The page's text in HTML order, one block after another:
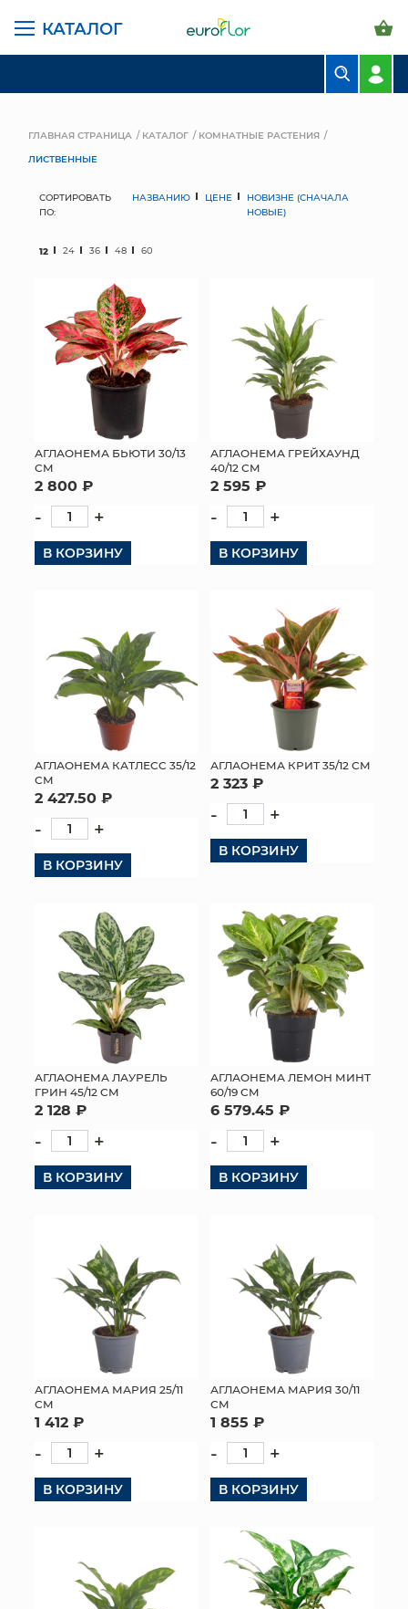
КАТАЛОГ
СВАДЕБНАЯ ФЛОРИСТИКА
ГРУНТЫ И УДОБРЕНИЯ
ПРЕДМЕТЫ ИНТЕРЬЕРА
КОРЗИНЫ
ЯЩИКИ
СУНДУКИ
ПАКЕТЫ И СУМКИ
ПОДАРОЧНЫЕ КАРТЫ
ОПТОВЫМ КЛИЕНТАМ
ДОСТАВКА И ОПЛАТА
КОНТАКТЫ
ГЛАВНАЯ СТРАНИЦА КАТАЛОГ
КОМНАТНЫЕ РАСТЕНИЯ
ЛИСТВЕННЫЕ
СОРТИРОВАТЬ
ПО:
НАЗВАНИЮ ЦЕНЕ
НОВИЗНЕ (СНАЧАЛА
НОВЫЕ)
12 24 36 48 60
АГЛАОНЕМА БЬЮТИ 30/13
СМ
2 800 ₽
- +
В КОРЗИНУ
АГЛАОНЕМА ГРЕЙХАУНД
40/12 СМ
2 595 ₽
- +
В КОРЗИНУ
АГЛАОНЕМА КАТЛЕСС 35/12
СМ
2 427.50 ₽
- +
В КОРЗИНУ
АГЛАОНЕМА КРИТ 35/12 СМ
2 323 ₽
- +
В КОРЗИНУ
АГЛАОНЕМА ЛАУРЕЛЬ
ГРИН 45/12 СМ
2 128 ₽
- +
В КОРЗИНУ
АГЛАОНЕМА ЛЕМОН МИНТ
60/19 СМ
6 579.45 ₽
- +
В КОРЗИНУ
АГЛАОНЕМА МАРИЯ 25/11
СМ
1 412 ₽
- +
В КОРЗИНУ
АГЛАОНЕМА МАРИЯ 30/11
СМ
1 855 ₽
- +
В КОРЗИНУ